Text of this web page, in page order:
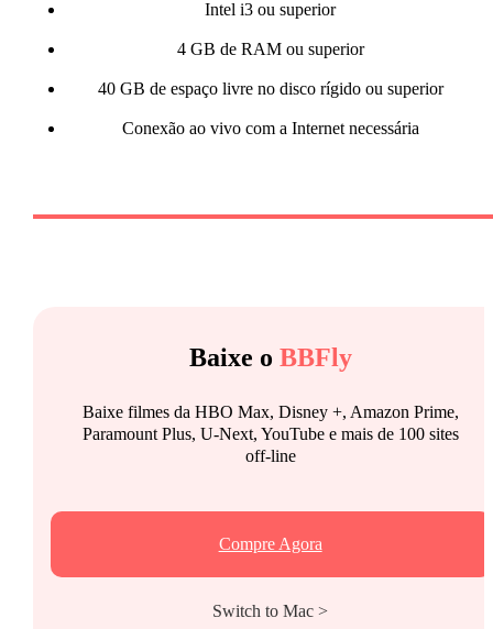
Intel i3 ou superior
4 GB de RAM ou superior
40 GB de espaço livre no disco rígido ou superior
Conexão ao vivo com a Internet necessária
Baixe o BBFly
Baixe filmes da HBO Max, Disney +, Amazon Prime,
Paramount Plus, U-Next, YouTube e mais de 100 sites
off-line
Compre Agora
Switch to Mac >